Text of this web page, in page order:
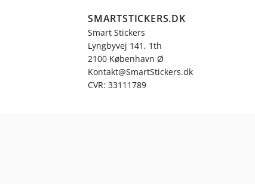
SMARTSTICKERS.DK
Smart Stickers
Lyngbyvej 141, 1th
2100 København Ø
Kontakt@SmartStickers.dk
CVR: 33111789